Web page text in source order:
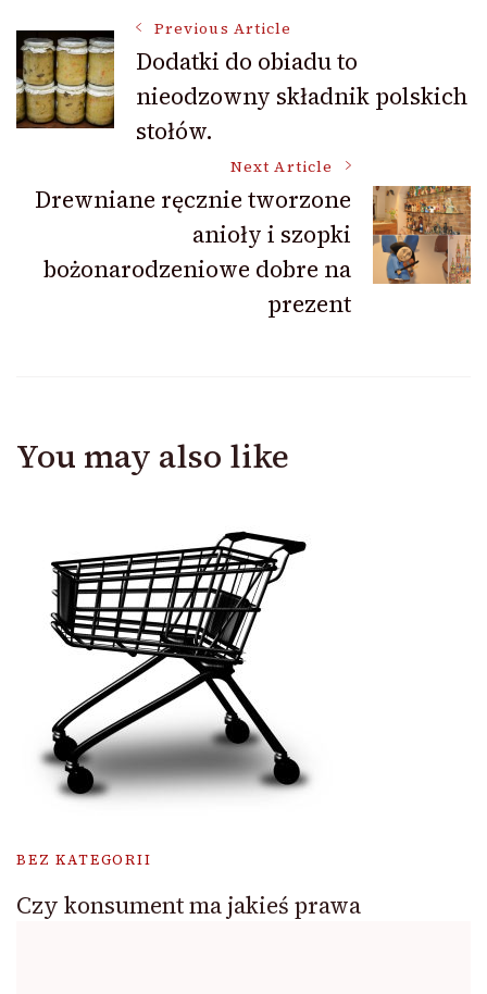
Post
Navigation
Previous Article
Dodatki do obiadu to
nieodzowny składnik polskich
stołów.
Next Article
Drewniane ręcznie tworzone
anioły i szopki
bożonarodzeniowe dobre na
prezent
You may also like
BEZ KATEGORII
Czy konsument ma jakieś prawa